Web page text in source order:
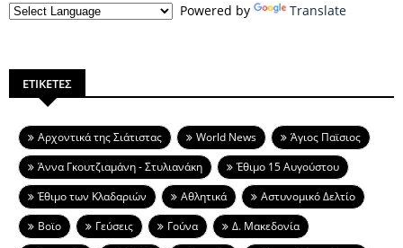
Powered by Translate
ΕΤΙΚΕΤΕΣ
Aρχοντικά της Σιάτιστας World News
Άγιος Παϊσιος
Άννα Γκουτζιαμάνη - Στυλιανάκη
Έθιμο 15 Αυγούστου
Έθιμο των Κλαδαριών
Αθλητικά
Αστυνομικό Δελτίο
Βοϊο
Γεύσεις Γούνα
Δ. Μακεδονία